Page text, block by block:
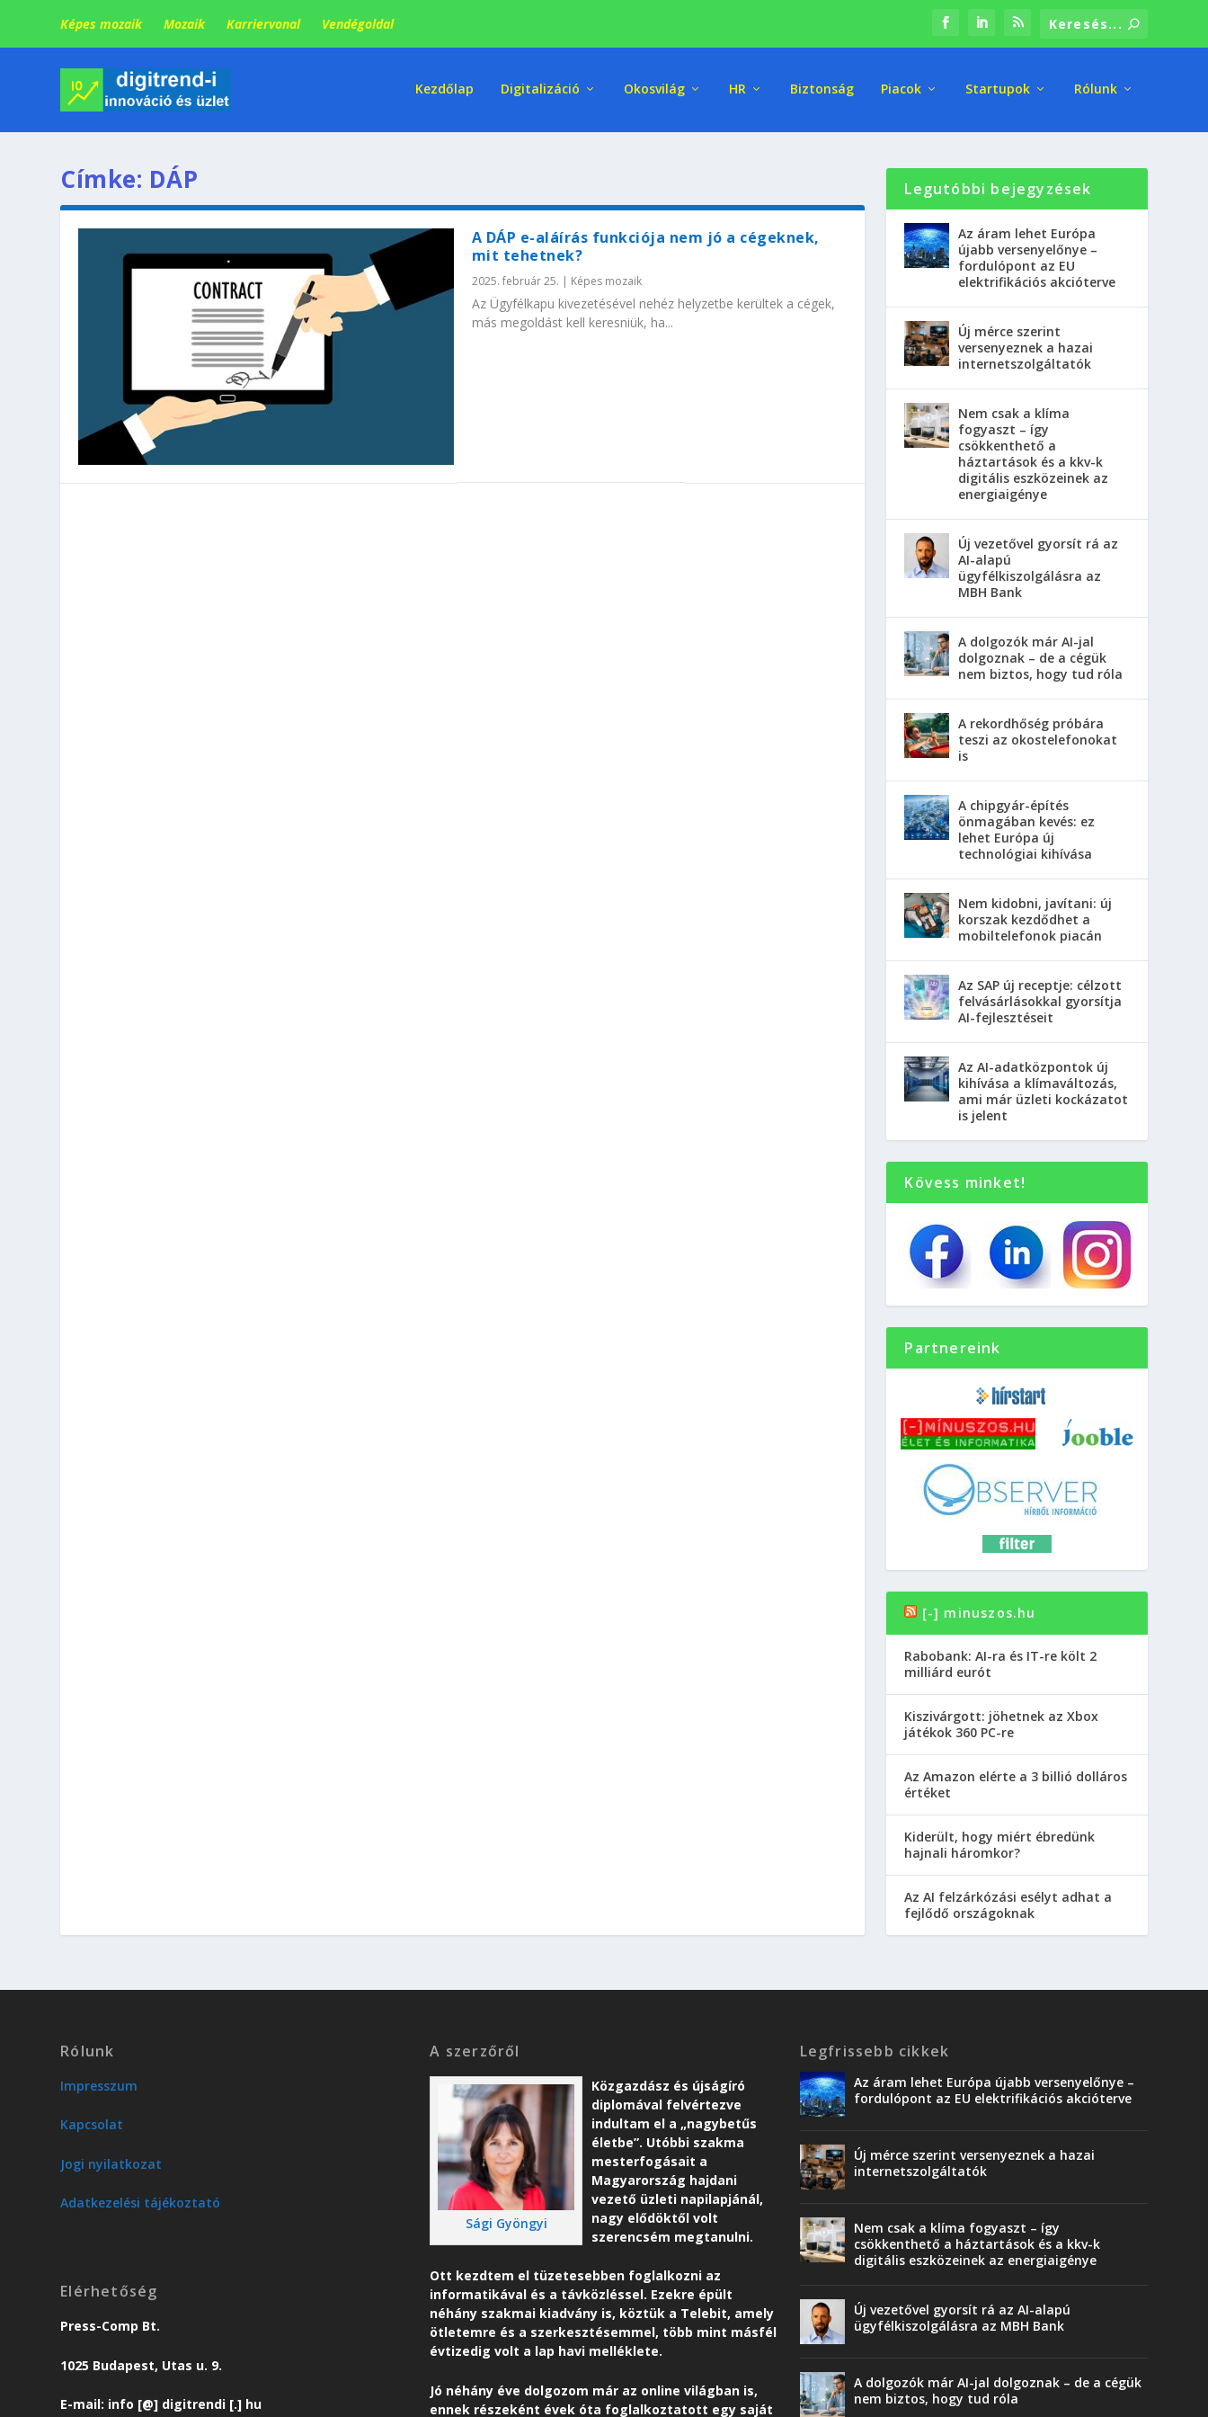
Képes mozaik Mozaik Karriervonal Vendégoldal
Kezdőlap Digitalizáció Okosvilág HR Biztonság Piacok Startupok Rólunk
Címke: DÁP
A DÁP e-aláírás funkciója nem jó a cégeknek,
mit tehetnek?
2025. február 25. | Képes mozaik
Az Ügyfélkapu kivezetésével nehéz helyzetbe kerültek a cégek,
más megoldást kell keresniük, ha...
Legutóbbi bejegyzések
Az áram lehet Európa
újabb versenyelőnye –
fordulópont az EU
elektrifikációs akcióterve
Új mérce szerint
versenyeznek a hazai
internetszolgáltatók
Nem csak a klíma
fogyaszt – így
csökkenthető a
háztartások és a kkv-k
digitális eszközeinek az
energiaigénye
Új vezetővel gyorsít rá az
AI-alapú
ügyfélkiszolgálásra az
MBH Bank
A dolgozók már AI-jal
dolgoznak – de a cégük
nem biztos, hogy tud róla
A rekordhőség próbára
teszi az okostelefonokat
is
A chipgyár-építés
önmagában kevés: ez
lehet Európa új
technológiai kihívása
Nem kidobni, javítani: új
korszak kezdődhet a
mobiltelefonok piacán
Az SAP új receptje: célzott
felvásárlásokkal gyorsítja
AI-fejlesztéseit
Az AI-adatközpontok új
kihívása a klímaváltozás,
ami már üzleti kockázatot
is jelent
Kövess minket!
Partnereink
[-] minuszos.hu
Rabobank: AI-ra és IT-re költ 2
milliárd eurót
Kiszivárgott: jöhetnek az Xbox
játékok 360 PC-re
Az Amazon elérte a 3 billió dolláros
értéket
Kiderült, hogy miért ébredünk
hajnali háromkor?
Az AI felzárkózási esélyt adhat a
fejlődő országoknak
Rólunk
Impresszum
Kapcsolat
Jogi nyilatkozat
Adatkezelési tájékoztató
Elérhetőség
Press-Comp Bt.
1025 Budapest, Utas u. 9.
E-mail: info [@] digitrendi [.] hu
A szerzőről
Sági Gyöngyi
Közgazdász és újságíró
diplomával felvértezve
indultam el a „nagybetűs
életbe”. Utóbbi szakma
mesterfogásait a
Magyarország hajdani
vezető üzleti napilapjánál,
nagy elődöktől volt
szerencsém megtanulni.
Ott kezdtem el tüzetesebben foglalkozni az
informatikával és a távközléssel. Ezekre épült
néhány szakmai kiadvány is, köztük a Telebit, amely
ötletemre és a szerkesztésemmel, több mint másfél
évtizedig volt a lap havi melléklete.
Jó néhány éve dolgozom már az online világban is,
ennek részeként évek óta foglalkoztatott egy saját
Legfrissebb cikkek
Az áram lehet Európa újabb versenyelőnye –
fordulópont az EU elektrifikációs akcióterve
Új mérce szerint versenyeznek a hazai
internetszolgáltatók
Nem csak a klíma fogyaszt – így
csökkenthető a háztartások és a kkv-k
digitális eszközeinek az energiaigénye
Új vezetővel gyorsít rá az AI-alapú
ügyfélkiszolgálásra az MBH Bank
A dolgozók már AI-jal dolgoznak – de a cégük
nem biztos, hogy tud róla